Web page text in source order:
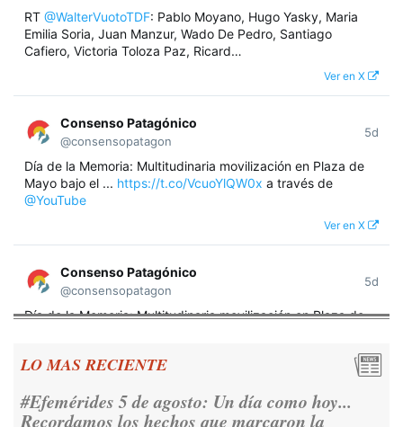
RT @WalterVuotoTDF: Pablo Moyano, Hugo Yasky, Maria
Emilia Soria, Juan Manzur, Wado De Pedro, Santiago
Cafiero, Victoria Toloza Paz, Ricard…
Ver en X
Consenso Patagónico
@consensopatagon
5d
Día de la Memoria: Multitudinaria movilización en Plaza de
Mayo bajo el ... https://t.co/VcuoYlQW0x a través de
@YouTube
Ver en X
Consenso Patagónico
@consensopatagon
5d
Día de la Memoria: Multitudinaria movilización en Plaza de
Rosada para reivindicar los derechos humanos y la
Ver en X
LO MAS RECIENTE
#Efemérides 5 de agosto: Un día como hoy...
Recordamos los hechos que marcaron la